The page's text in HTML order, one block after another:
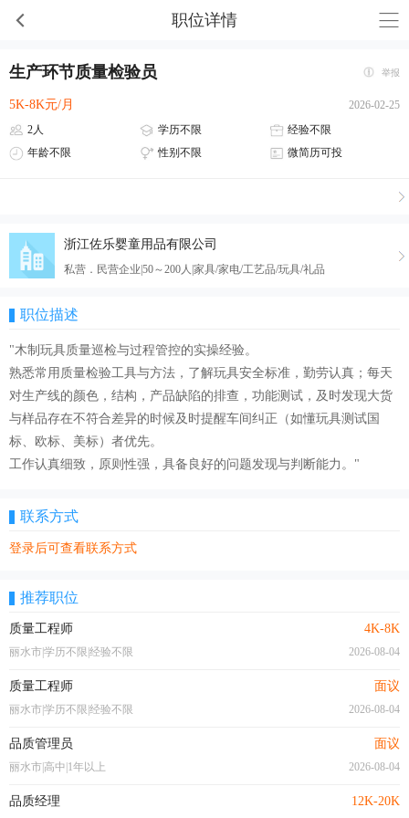
职位详情
生产环节质量检验员 举报
5K-8K元/月
2026-02-25
2人
学历不限
经验不限
年龄不限
性别不限 微简历可投
浙江佐乐婴童用品有限公司
私营．民营企业|50～200人|家具/家电/工艺品/玩具/礼品
职位描述
"木制玩具质量巡检与过程管控的实操经验。
熟悉常用质量检验工具与方法，了解玩具安全标准，勤劳认真；每天
对生产线的颜色，结构，产品缺陷的排查，功能测试，及时发现大货
与样品存在不符合差异的时候及时提醒车间纠正（如懂玩具测试国
标、欧标、美标）者优先。
工作认真细致，原则性强，具备良好的问题发现与判断能力。"
联系方式
登录后可查看联系方式
推荐职位
质量工程师 4K-8K
丽水市|学历不限|经验不限 2026-08-04
质量工程师 面议
丽水市|学历不限|经验不限 2026-08-04
品质管理员 面议
丽水市|高中|1年以上 2026-08-04
品质经理 12K-20K